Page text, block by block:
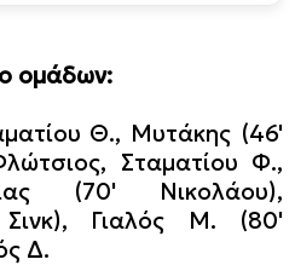
ομάδων:
Θ., Μυτάκης (46'
Σταματίου Φ.,
(70' Νικολάου),
Γιαλός Μ. (80'
Δ.